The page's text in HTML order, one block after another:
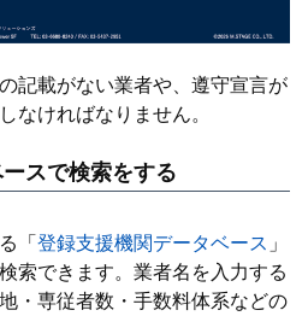
記載がない業者や、遵守宣言が
なければなりません。
スで検索をする
「登録支援機関データベース 」
索できます。業者名を入力する
・専従者数・手数料体系などの